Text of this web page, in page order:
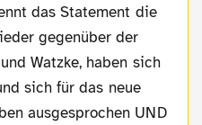
gegenüber der
Watzke, haben sich
sich für das neue
ausgesprochen UND